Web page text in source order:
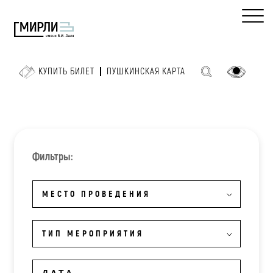
КУПИТЬ БИЛЕТ ПУШКИНСКАЯ КАРТА
Фильтры:
МЕСТО ПРОВЕДЕНИЯ
ТИП МЕРОПРИЯТИЯ